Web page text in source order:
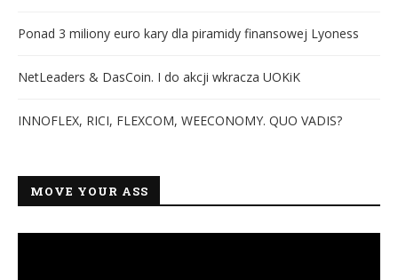
Ponad 3 miliony euro kary dla piramidy finansowej Lyoness
NetLeaders & DasCoin. I do akcji wkracza UOKiK
INNOFLEX, RICI, FLEXCOM, WEECONOMY. QUO VADIS?
MOVE YOUR ASS